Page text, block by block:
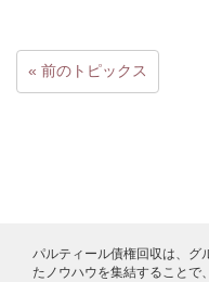
« 前のトピックス
パルティール債権回収は、グ
たノウハウを集結することで